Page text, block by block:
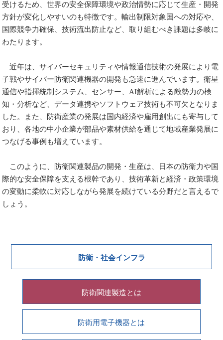
受けるため、世界の安全保障環境や政治情勢に応じて生産・開発
方針が変化しやすいのも特徴です。輸出制限対象国への対応や、
国際競争力確保、技術流出防止など、取り組むべき課題は多岐に
わたります。
近年は、サイバーセキュリティや情報通信技術の発展により電
子戦やサイバー防衛関連機器の開発も急速に進んでいます。衛星
通信や指揮統制システム、センサー、AI解析による敵勢力の検
知・分析など、データ連携やソフトウェア技術も不可欠となりま
した。また、防衛産業の発展は国内経済や雇用創出にも寄与して
おり、各地の中小企業が部品や素材供給を通じて地域産業発展に
つなげる事例も増えています。
このように、防衛関連製品の開発・生産は、日本の防衛力や国
際的な安全保障を支える根幹であり、技術革新と経済・政策環境
の変動に柔軟に対応しながら発展を続けている分野だと言えるで
しょう。
防衛・社会インフラ
防衛関連製造とは
防衛用電子機器とは